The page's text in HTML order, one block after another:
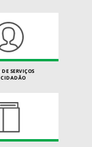
SERVIÇOS
CIDADÃO